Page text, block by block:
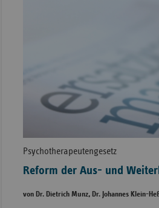
Psychotherapeutengesetz
Reform der Aus- und
von Dr. Dietrich Munz, Dr. Johannes Klein-